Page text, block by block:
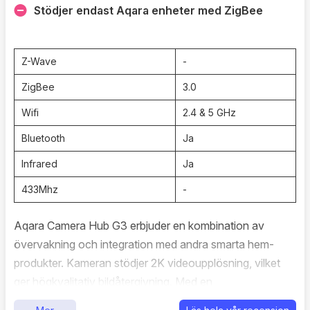
Stödjer endast Aqara enheter med ZigBee
Z-Wave -
ZigBee 3.0
Wifi 2.4 & 5 GHz
Bluetooth Ja
Infrared Ja
433Mhz -
Aqara Camera Hub G3 erbjuder en kombination av
övervakning och integration med andra smarta hem-
produkter. Kameran stödjer 2K videoupplösning, vilket
ger högkvalitativ bildåtergivning. Med en
betraktningsvinkel på 110° och möjlighet till panorerings-